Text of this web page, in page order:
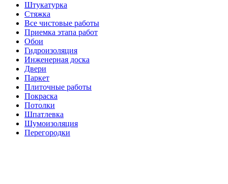
Штукатурка
Стяжка
Все чистовые работы
Приемка этапа работ
Обои
Гидроизоляция
Инженерная доска
Двери
Паркет
Плиточные работы
Покраска
Потолки
Шпатлевка
Шумоизоляция
Перегородки